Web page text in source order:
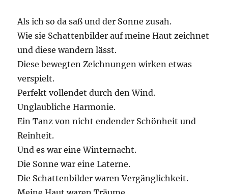
Als ich so da saß und der Sonne zusah.
Wie sie Schattenbilder auf meine Haut zeichnet
und diese wandern lässt.
Diese bewegten Zeichnungen wirken etwas
verspielt.
Perfekt vollendet durch den Wind.
Unglaubliche Harmonie.
Ein Tanz von nicht endender Schönheit und
Reinheit.
Und es war eine Winternacht.
Die Sonne war eine Laterne.
Die Schattenbilder waren Vergänglichkeit.